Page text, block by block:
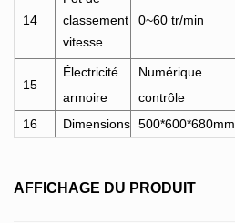
14
classement
vitesse
0~60 tr/min
15
Électricité
armoire
Numérique
contrôle
16 Dimensions 500*600*680mm
AFFICHAGE DU PRODUIT